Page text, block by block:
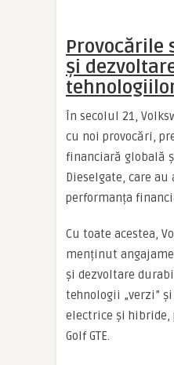
Provocările
și
În secolul 21,
cu noi provocări,
financiară globală
Dieselgate, care
performanța
Cu toate acestea,
menținut
și dezvoltare
tehnologii „verzi”
electrice și hibride,
Golf GTE.